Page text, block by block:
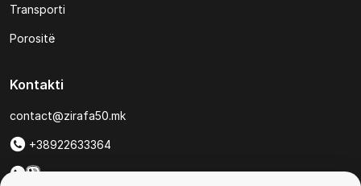
Transporti
Porositë
Kontakti
contact@zirafa50.mk
+38922633364